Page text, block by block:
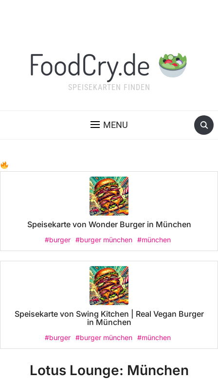
FoodCry.de
SPEISEKARTEN FINDEN
MENU
Speisekarte von Wonder Burger in München
#burger #burger münchen #münchen
Speisekarte von Swing Kitchen | Real Vegan Burger
in München
#burger #burger münchen #münchen
Lotus Lounge: München